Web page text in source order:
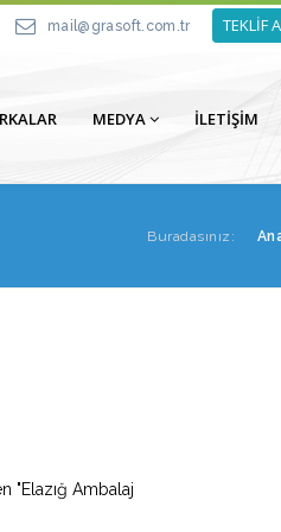
mail@grasoft.com.tr TEKLİF
MEDYA İLETIŞIM
Buradasınız:
"Elazığ Ambalaj